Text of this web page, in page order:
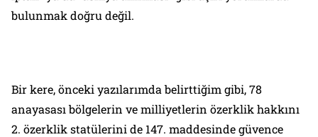
bulunmak doğru değil.
Bir kere, önceki yazılarımda belirttiğim gibi, 78
anayasası bölgelerin ve milliyetlerin özerklik hakkını
2. özerklik statülerini de 147. maddesinde güvence